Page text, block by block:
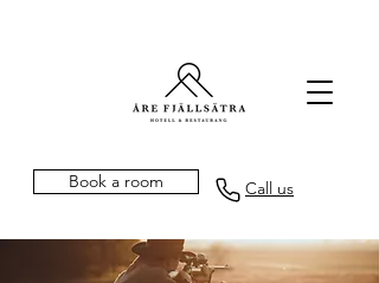
Book a room Call us